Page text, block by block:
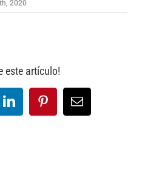
2020
este artículo!
LinkedInPinterestCorreo
electrónico